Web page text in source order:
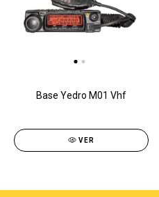
Base Yedro M01 Vhf
VER